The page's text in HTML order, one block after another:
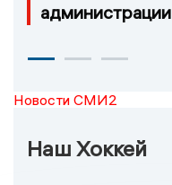
администрации
Новости СМИ2
Наш Хоккей